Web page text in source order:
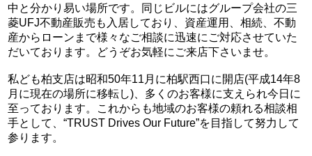
中と分かり易い場所です。同じビルにはグループ会社の三
菱UFJ不動産販売も入居しており、資産運用、相続、不動
産からローンまで様々なご相談に迅速にご対応させていた
だいております。どうぞお気軽にご来店下さいませ。
私ども柏支店は昭和50年11月に柏駅西口に開店(平成14年8
月に現在の場所に移転し)、多くのお客様に支えられ今日に
至っております。これからも地域のお客様の頼れる相談相
手として、“TRUST Drives Our Future”を目指して努力して
参ります。